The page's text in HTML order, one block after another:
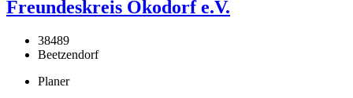
Freundeskreis Ökodorf e.V.
38489
Beetzendorf
Planer